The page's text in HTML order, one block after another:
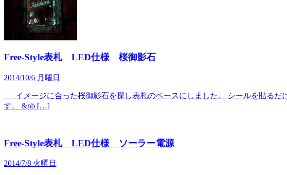
Free-Style表札 LED仕様 桜御影石
2014/10/6 月曜日
イメージに合った桜御影石を探し表札のベースにしました。 シールを貼るだ
す。 &nb […]
Free-Style表札 LED仕様 ソーラー電源
2014/7/8 火曜日